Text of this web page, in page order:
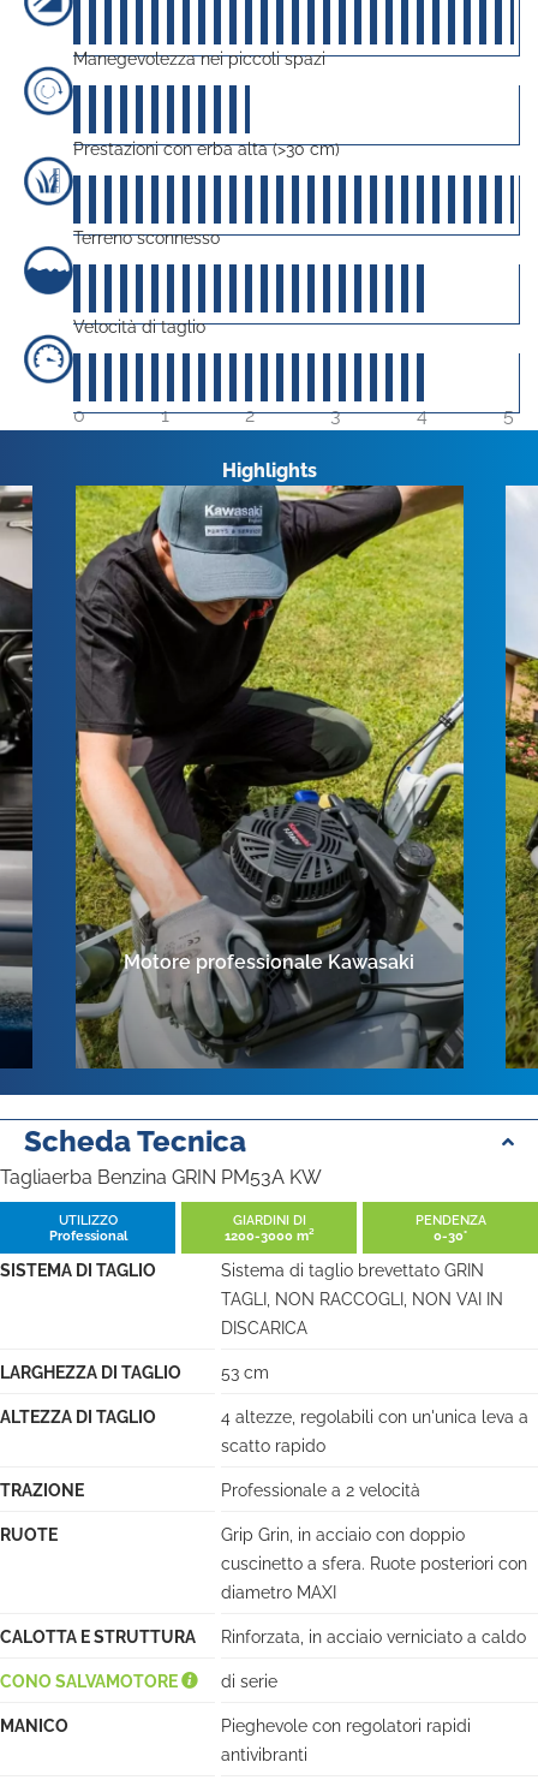
Manegevolezza nei piccoli spazi
Prestazioni con erba alta (>30 cm)
Terreno sconnesso
Velocità di taglio
0 1 2 3 4 5
Highlights
Motore professionale Kawasaki
Scheda Tecnica
Tagliaerba Benzina GRIN PM53A KW
UTILIZZO
Professional
GIARDINI DI
1200-3000 m²
PENDENZA
0-30°
SISTEMA DI TAGLIO
Sistema di taglio brevettato GRIN
TAGLI, NON RACCOGLI, NON VAI IN
DISCARICA
LARGHEZZA DI TAGLIO 53 cm
ALTEZZA DI TAGLIO
4 altezze, regolabili con un'unica leva a
scatto rapido
TRAZIONE Professionale a 2 velocità
RUOTE
Grip Grin, in acciaio con doppio
cuscinetto a sfera. Ruote posteriori con
diametro MAXI
CALOTTA E STRUTTURA Rinforzata, in acciaio verniciato a caldo
CONO SALVAMOTORE di serie
MANICO
Pieghevole con regolatori rapidi
antivibranti